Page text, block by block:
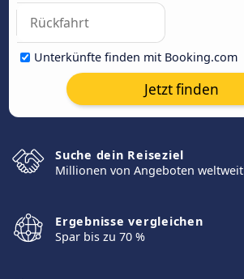
Unterkünfte finden mit Booking.com
Jetzt finden
Suche dein Reiseziel
Millionen von Angeboten weltweit
Ergebnisse vergleichen
Spar bis zu 70 %